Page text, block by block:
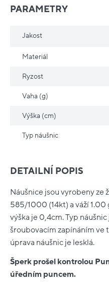
DETAILNÍ POPIS
Náušnice jsou vyrobeny ze
585/1000 (14kt) a váží
výška je 0,4cm. Typ
šroubovacím zapínáním ve
úprava náušnic je lesklá.
Šperk prošel kontrolou
úředním puncem.
PARAMETRY
Jakost
Materiál
Ryzost
Vaha (g)
Výška (cm)
Typ náušnic